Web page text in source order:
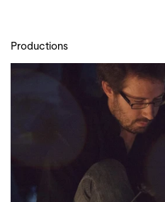
Productions